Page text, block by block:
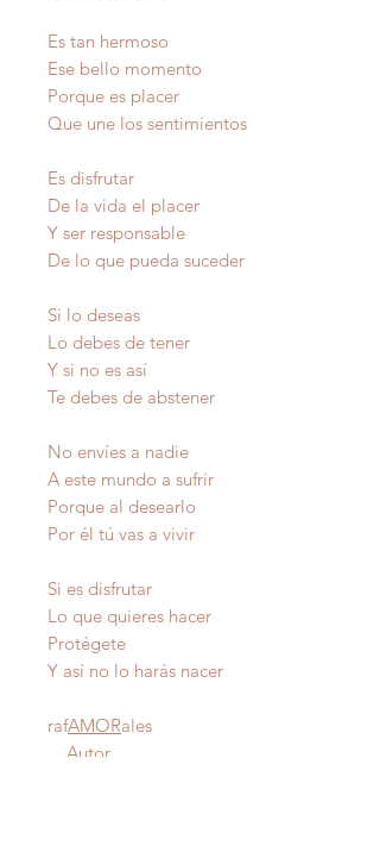
Es tan hermoso
Ese bello momento
Porque es placer
Que une los sentimientos
Es disfrutar
De la vida el placer
Y ser responsable
De lo que pueda suceder
Si lo deseas
Lo debes de tener
Y si no es así
Te debes de abstener
No envíes a nadie
A este mundo a sufrir
Porque al desearlo
Por él tú vas a vivir
Si es disfrutar
Lo que quieres hacer
Protégete
Y así no lo harás nacer
rafAMORales
Autor